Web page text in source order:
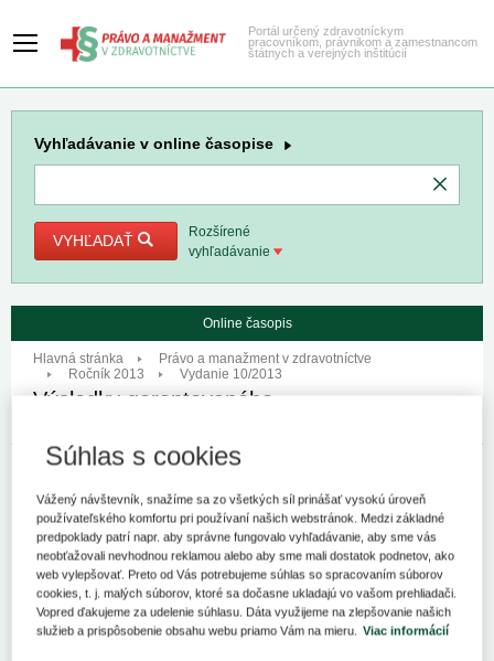
Portál určený zdravotníckym
pracovníkom, právnikom a zamestnancom
štátnych a verejných inštitúcií
Vyhľadávanie v online časopise
VYHĽADAŤ
Rozšírené
vyhľadávanie
Online časopis
Hlavná stránka
Právo a manažment v zdravotníctve
Ročník 2013
Vydanie 10/2013
Výsledky garantovaného
Výsledky garantovaného autodidaktického testu č.
1/2013 uverejneného v časopise Právo a manažment
v zdravotníctve č. 6/2013.
1.d),2. b),3.a), 4.b), c),5. d), resp. všetky odpovede sú
správne,6.b), 7.d), resp. v
Súhlas s cookies
Vážený návštevník, snažíme sa zo všetkých síl prinášať vysokú úroveň
používateľského komfortu pri používaní našich webstránok. Medzi základné
predpoklady patrí napr. aby správne fungovalo vyhľadávanie, aby sme vás
neobťažovali nevhodnou reklamou alebo aby sme mali dostatok podnetov, ako
web vylepšovať. Preto od Vás potrebujeme súhlas so spracovaním súborov
cookies, t. j. malých súborov, ktoré sa dočasne ukladajú vo vašom prehliadači.
Vopred ďakujeme za udelenie súhlasu. Dáta využijeme na zlepšovanie našich
služieb a prispôsobenie obsahu webu priamo Vám na mieru.
Viac informácií